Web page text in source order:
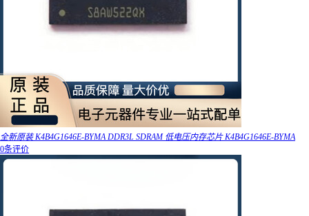
全新原装 K4B4G1646E-BYMA DDR3L SDRAM 低电压内存芯片 K4B4G1646E-BYMA
0条评价